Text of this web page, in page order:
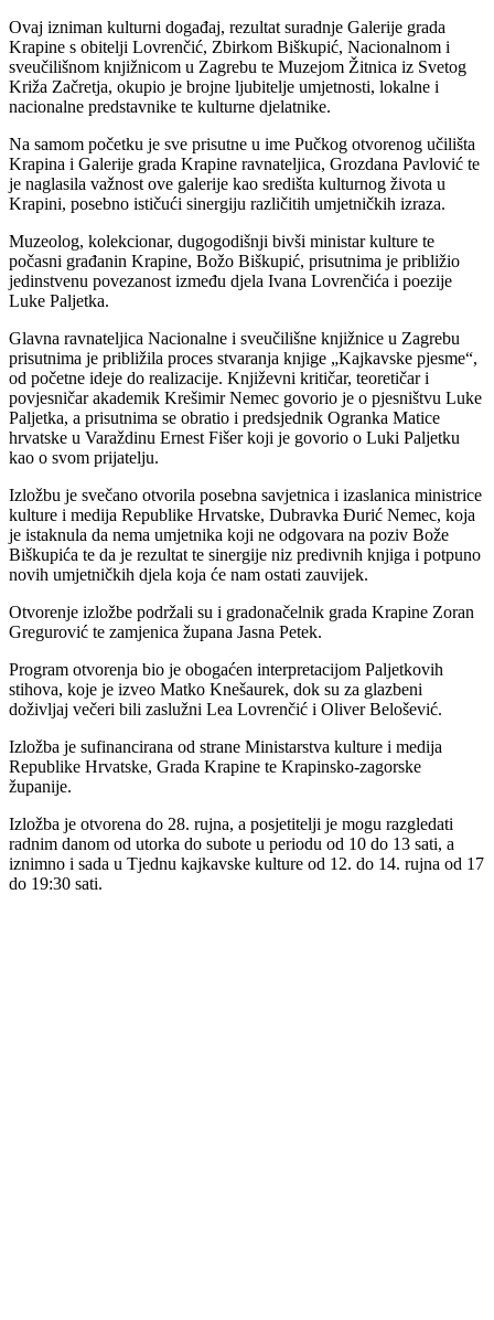
Ovaj izniman kulturni događaj, rezultat suradnje Galerije grada
Krapine s obitelji Lovrenčić, Zbirkom Biškupić, Nacionalnom i
sveučilišnom knjižnicom u Zagrebu te Muzejom Žitnica iz Svetog
Križa Začretja, okupio je brojne ljubitelje umjetnosti, lokalne i
nacionalne predstavnike te kulturne djelatnike.
Na samom početku je sve prisutne u ime Pučkog otvorenog učilišta
Krapina i Galerije grada Krapine ravnateljica, Grozdana Pavlović te
je naglasila važnost ove galerije kao središta kulturnog života u
Krapini, posebno ističući sinergiju različitih umjetničkih izraza.
Muzeolog, kolekcionar, dugogodišnji bivši ministar kulture te
počasni građanin Krapine, Božo Biškupić, prisutnima je približio
jedinstvenu povezanost između djela Ivana Lovrenčića i poezije
Luke Paljetka.
Glavna ravnateljica Nacionalne i sveučilišne knjižnice u Zagrebu
prisutnima je približila proces stvaranja knjige „Kajkavske pjesme“,
od početne ideje do realizacije. Književni kritičar, teoretičar i
povjesničar akademik Krešimir Nemec govorio je o pjesništvu Luke
Paljetka, a prisutnima se obratio i predsjednik Ogranka Matice
hrvatske u Varaždinu Ernest Fišer koji je govorio o Luki Paljetku
kao o svom prijatelju.
Izložbu je svečano otvorila posebna savjetnica i izaslanica ministrice
kulture i medija Republike Hrvatske, Dubravka Đurić Nemec, koja
je istaknula da nema umjetnika koji ne odgovara na poziv Bože
Biškupića te da je rezultat te sinergije niz predivnih knjiga i potpuno
novih umjetničkih djela koja će nam ostati zauvijek.
Otvorenje izložbe podržali su i gradonačelnik grada Krapine Zoran
Gregurović te zamjenica župana Jasna Petek.
Program otvorenja bio je obogaćen interpretacijom Paljetkovih
stihova, koje je izveo Matko Knešaurek, dok su za glazbeni
doživljaj večeri bili zaslužni Lea Lovrenčić i Oliver Belošević.
Izložba je sufinancirana od strane Ministarstva kulture i medija
Republike Hrvatske, Grada Krapine te Krapinsko-zagorske
županije.
Izložba je otvorena do 28. rujna, a posjetitelji je mogu razgledati
radnim danom od utorka do subote u periodu od 10 do 13 sati, a
iznimno i sada u Tjednu kajkavske kulture od 12. do 14. rujna od 17
do 19:30 sati.